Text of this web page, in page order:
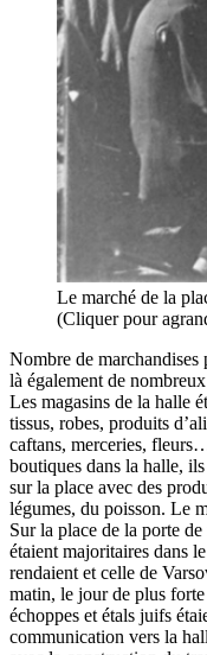
Le marché de la
(Cliquer pour
Nombre de marchandises
là également de
Les magasins de la halle
tissus, robes, produits
caftans, merceries,
boutiques dans la halle,
sur la place avec des
légumes, du poisson. Le
Sur la place de la porte
étaient majoritaires dans
rendaient et celle de
matin, le jour de plus
échoppes et étals juifs
communication vers la